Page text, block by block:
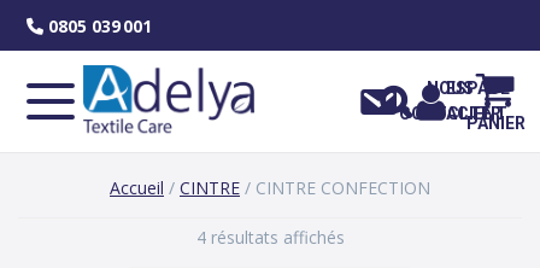
0805 039 001
NOUS
CONTACTER
ESPACE
CLIENT
PANIER
Accueil / CINTRE / CINTRE CONFECTION
4 résultats affichés